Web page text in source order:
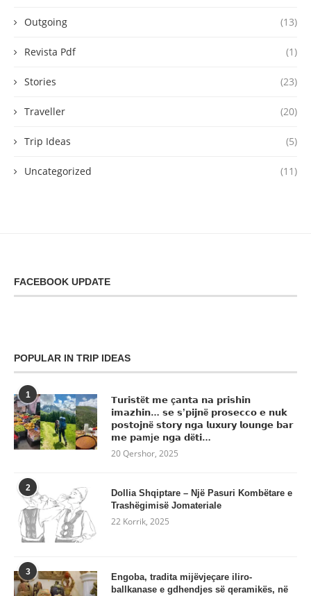
Outgoing (13)
Revista Pdf (1)
Stories (23)
Traveller (20)
Trip Ideas (5)
Uncategorized (11)
FACEBOOK UPDATE
POPULAR IN TRIP IDEAS
1
𝗧𝘂𝗿𝗶𝘀𝘁ë𝘁 𝗺𝗲 ç𝗮𝗻𝘁𝗮 𝗻𝗮 𝗽𝗿𝗶𝘀𝗵𝗶𝗻
𝗶𝗺𝗮𝘇𝗵𝗶𝗻… 𝘀𝗲 𝘀’𝗽𝗶𝗷𝗻ë 𝗽𝗿𝗼𝘀𝗲𝗰𝗰𝗼 𝗲 𝗻𝘂𝗸
𝗽𝗼𝘀𝘁𝗼𝗷𝗻ë 𝘀𝘁𝗼𝗿𝘆 𝗻𝗴𝗮 𝗹𝘂𝘅𝘂𝗿𝘆 𝗹𝗼𝘂𝗻𝗴𝗲 𝗯𝗮𝗿
𝗺𝗲 𝗽𝗮mj𝗲 𝗻𝗴𝗮 𝗱ë𝘁𝗶…
20 Qershor, 2025
2
Dollia Shqiptare – Një Pasuri Kombëtare e
Trashëgimisë Jomateriale
22 Korrik, 2025
3
Engoba, tradita mijëvjeçare iliro-
ballkanase e gdhendjes së qeramikës, në